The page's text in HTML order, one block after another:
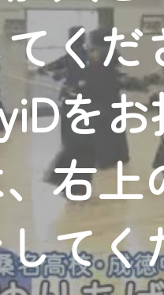
くだ
を
右上
てく
サービスエリア
ご注意】
年9月24日からはご
CCNet Web TV』を利
サービスへの加
卒、ご理解ご了承の程
マイページへのログイ
とは、CCNet Web
IDはお客様が使ってい
GmailやYahooなどのフ
マイページへのログイ
アプリをご利用